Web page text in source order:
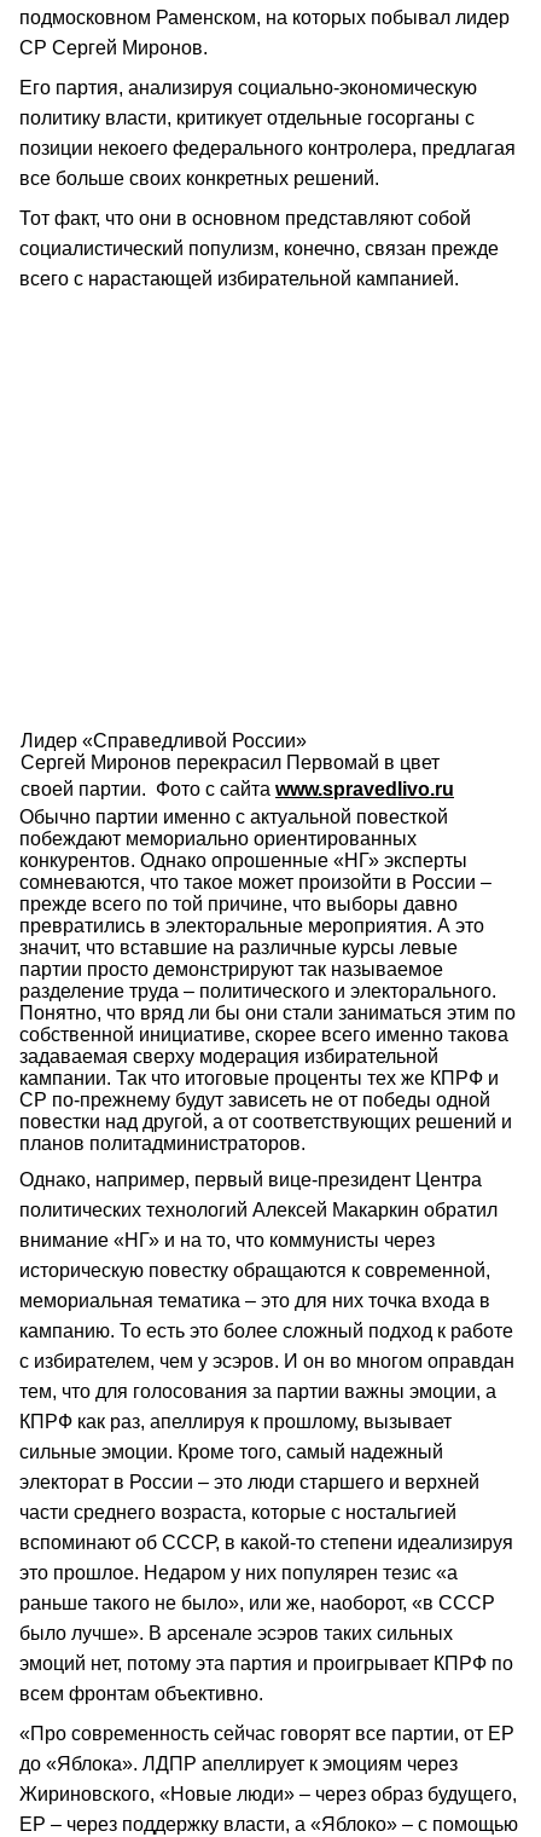
подмосковном Раменском, на которых побывал лидер
СР Сергей Миронов.
Его партия, анализируя социально-экономическую
политику власти, критикует отдельные госорганы с
позиции некоего федерального контролера, предлагая
все больше своих конкретных решений.
Тот факт, что они в основном представляют собой
социалистический популизм, конечно, связан прежде
всего с нарастающей избирательной кампанией.
Лидер «Справедливой России»
Сергей Миронов перекрасил Первомай в цвет
своей партии. Фото с сайта www.spravedlivo.ru
Обычно партии именно с актуальной повесткой
побеждают мемориально ориентированных
конкурентов. Однако опрошенные «НГ» эксперты
сомневаются, что такое может произойти в России –
прежде всего по той причине, что выборы давно
превратились в электоральные мероприятия. А это
значит, что вставшие на различные курсы левые
партии просто демонстрируют так называемое
разделение труда – политического и электорального.
Понятно, что вряд ли бы они стали заниматься этим по
собственной инициативе, скорее всего именно такова
задаваемая сверху модерация избирательной
кампании. Так что итоговые проценты тех же КПРФ и
СР по-прежнему будут зависеть не от победы одной
повестки над другой, а от соответствующих решений и
планов политадминистраторов.
Однако, например, первый вице-президент Центра
политических технологий Алексей Макаркин обратил
внимание «НГ» и на то, что коммунисты через
историческую повестку обращаются к современной,
мемориальная тематика – это для них точка входа в
кампанию. То есть это более сложный подход к работе
с избирателем, чем у эсэров. И он во многом оправдан
тем, что для голосования за партии важны эмоции, а
КПРФ как раз, апеллируя к прошлому, вызывает
сильные эмоции. Кроме того, самый надежный
электорат в России – это люди старшего и верхней
части среднего возраста, которые с ностальгией
вспоминают об СССР, в какой-то степени идеализируя
это прошлое. Недаром у них популярен тезис «а
раньше такого не было», или же, наоборот, «в СССР
было лучше». В арсенале эсэров таких сильных
эмоций нет, потому эта партия и проигрывает КПРФ по
всем фронтам объективно.
«Про современность сейчас говорят все партии, от ЕР
до «Яблока». ЛДПР апеллирует к эмоциям через
Жириновского, «Новые люди» – через образ будущего,
ЕР – через поддержку власти, а «Яблоко» – с помощью